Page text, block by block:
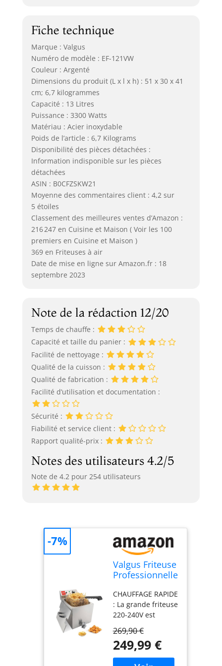
Fiche technique
Marque : Valgus
Numéro de modèle : EF-121VW
Couleur : Argenté
Dimensions du produit (L x l x h) : 51 x 30 x 41
cm; 6,7 kilogrammes
Capacité : 13 Litres
Puissance : 3300 Watts
Matériau : Acier inoxydable
Poids de l’article : 6,7 Kilograms
Disponibilité des pièces détachées :
Information indisponible sur les pièces
détachées
ASIN : B0CFZSKW21
Moyenne des commentaires client : 4,2 sur
5 étoiles
Classement des meilleures ventes d’Amazon :
216 247 en Cuisine et Maison ( Voir les 100
premiers en Cuisine et Maison )
369 en Friteuses à air
Date de mise en ligne sur Amazon.fr : 18
septembre 2023
Note de la rédaction 12/20
Temps de chauffe :
Capacité et taille du panier :
Facilité de nettoyage :
Qualité de la cuisson :
Qualité de fabrication :
Facilité d’utilisation et documentation :
Sécurité :
Fiabilité et service client :
Rapport qualité-prix :
Notes des utilisateurs 4.2/5
Note de 4.2 pour 254 utilisateurs
Valgus Friteuse
Professionnelle
acier
inoxydable
3300W 13L
CHAUFFAGE RAPIDE
: La grande friteuse
220-240V est
corps de machine
en métal galvanisé
de première
269,90 €
249,99 €
-7%